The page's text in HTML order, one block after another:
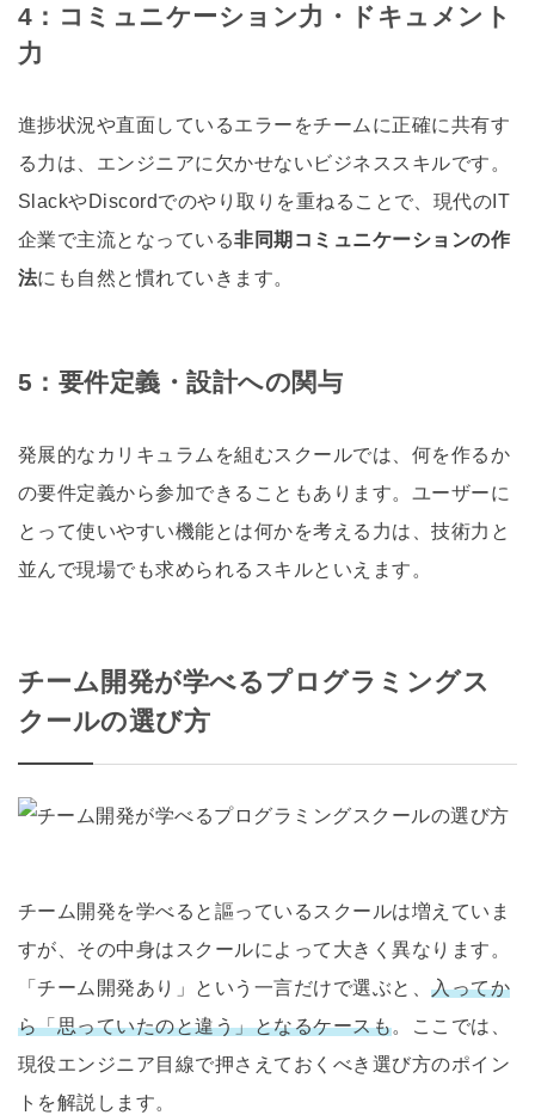
4：コミュニケーション力・ドキュメント
力
進捗状況や直面しているエラーをチームに正確に共有す
る力は、エンジニアに欠かせないビジネススキルです。
SlackやDiscordでのやり取りを重ねることで、現代のIT
企業で主流となっている非同期コミュニケーションの作
法にも自然と慣れていきます。
5：要件定義・設計への関与
発展的なカリキュラムを組むスクールでは、何を作るか
の要件定義から参加できることもあります。ユーザーに
とって使いやすい機能とは何かを考える力は、技術力と
並んで現場でも求められるスキルといえます。
チーム開発が学べるプログラミングス
クールの選び方
チーム開発を学べると謳っているスクールは増えていま
すが、その中身はスクールによって大きく異なります。
「チーム開発あり」という一言だけで選ぶと、入ってか
ら「思っていたのと違う」となるケースも。ここでは、
現役エンジニア目線で押さえておくべき選び方のポイン
トを解説します。